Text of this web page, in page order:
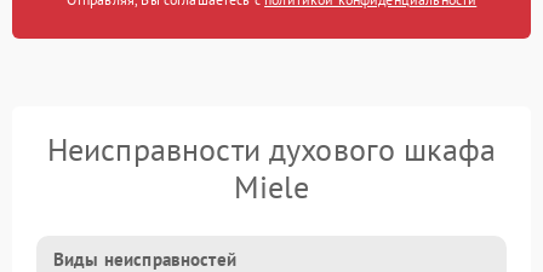
Неисправности духового шкафа
Miele
Виды неисправностей